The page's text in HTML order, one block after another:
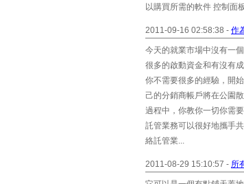
以購買所需的軟件 控制面
2011-09-16 02:58:38 - 作
今天的就業市場中沒有一
很多的啟動資金和有沒有
你不需要很多的經驗，開
己的分銷商帳戶將在公園
過程中，你教你一切你需
託管業務可以很好地攜手
絡託管業...
2011-08-29 15:10:57 - 所